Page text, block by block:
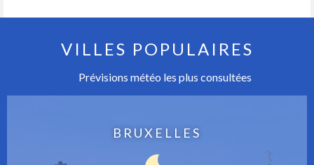
VILLES POPULAIRES
Prévisions météo les plus consultées
BRUXELLES